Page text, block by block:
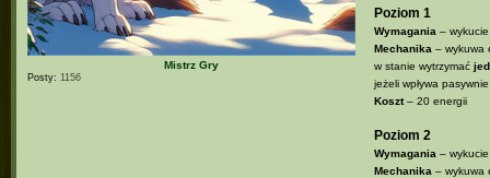
Mistrz Gry
Posty: 1156
Poziom 1
Wymagania– wykucie
Mechanika– wykuwa
w stanie wytrzymać
jeżeli wpływa
Koszt– 20 energii
Poziom 2
Wymagania– wykucie
Mechanika– wykuwa